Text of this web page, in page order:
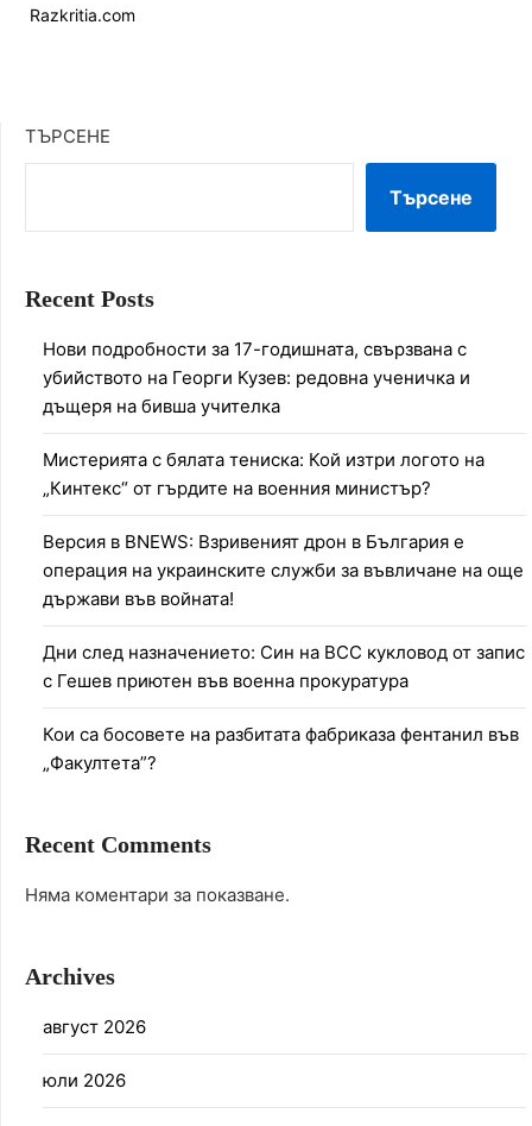
Razkritia.com
ТЪРСЕНЕ
Търсене
Recent Posts
Нови подробности за 17-годишната, свързвана с
убийството на Георги Кузев: редовна ученичка и
дъщеря на бивша учителка
Мистерията с бялата тениска: Кой изтри логото на
„Кинтекс“ от гърдите на военния министър?
Версия в BNEWS: Взривеният дрон в България е
операция на украинските служби за въвличане на още
държави във войната!
Дни след назначението: Син на ВСС кукловод от запис
с Гешев приютен във военна прокуратура
Кои са босовете на разбитата фабриказа фентанил във
„Факултета”?
Recent Comments
Няма коментари за показване.
Archives
август 2026
юли 2026